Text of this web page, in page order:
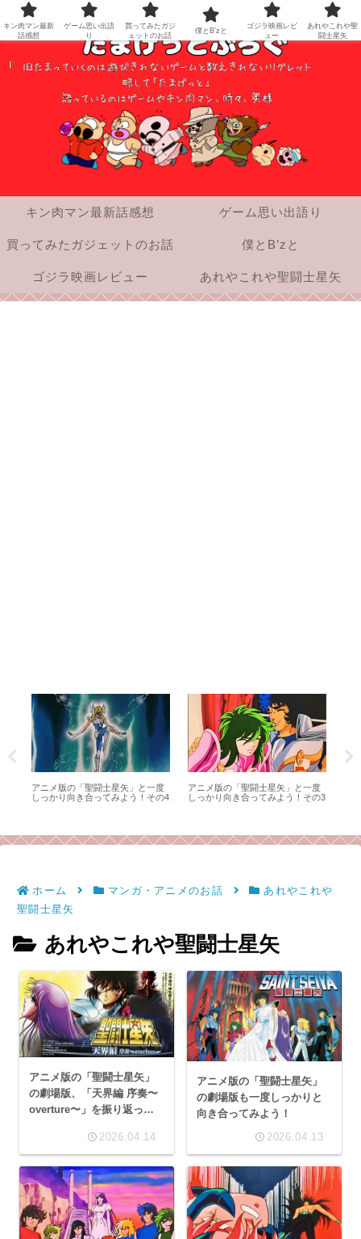
キン肉マン最新話感想 ゲーム思い出語り
買ってみたガジェットのお話 僕とB’zと
ゴジラ映画レビュー あれやこれや聖闘士星矢
アニメ版の「聖闘士星矢」と一度
しっかり向き合ってみよう！その4
アニメ版の「聖闘士星矢」と一度
しっかり向き合ってみよう！その3
ホーム マンガ・アニメのお話
あれやこれや
聖闘士星矢
あれやこれや聖闘士星矢
アニメ版の「聖闘士星矢」
の劇場版、「天界編 序奏〜
overture〜」を振り返って
2026.04.14
アニメ版の「聖闘士星矢」
の劇場版も一度しっかりと
向き合ってみよう！
2026.04.13
キン肉マン最新
話感想
ゲーム思い出語
り
買ってみたガジ
ェットのお話
僕とB’zと
ゴジラ映画レビ
ュー
あれやこれや聖
闘士星矢